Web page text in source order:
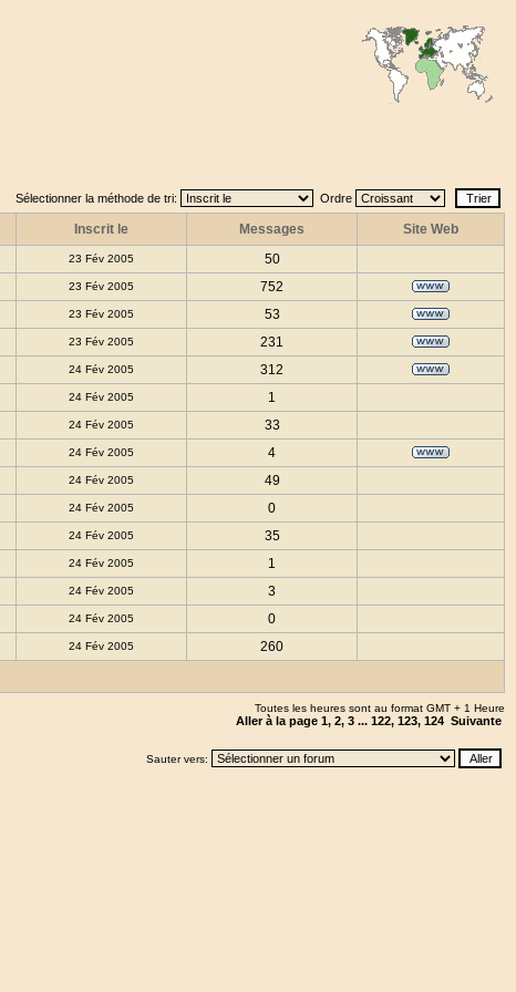
Sélectionner la méthode de tri: Ordre
Inscrit le Messages
Site Web
23 Fév 2005
50
23 Fév 2005
752
23 Fév 2005
53
23 Fév 2005
231
24 Fév 2005
312
24 Fév 2005
1
24 Fév 2005
33
24 Fév 2005
4
24 Fév 2005
49
24 Fév 2005
0
24 Fév 2005
35
24 Fév 2005
1
24 Fév 2005
3
24 Fév 2005
0
24 Fév 2005 260
Toutes les heures sont au format GMT + 1 Heure
Aller à la page 1, 2, 3 ... 122, 123, 124 Suivante
Sauter vers: